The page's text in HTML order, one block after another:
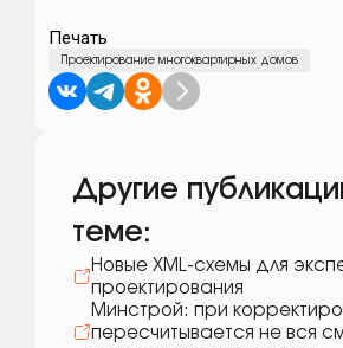
Печать
Проектирование многоквартирных домов
Другие
теме:
Новые XML-схемы для
проектирования
Минстрой: при
пересчитывается не вся